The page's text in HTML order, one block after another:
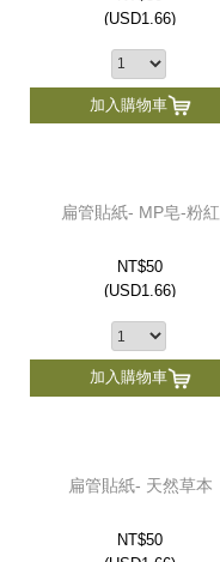
(USD1.66)
加入購物車
扁管貼紙- MP皂-粉紅
NT$50
(USD1.66)
加入購物車
扁管貼紙- 天然草本
NT$50